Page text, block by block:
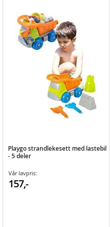
Playgo strandlekesett med lastebil
- 5 deler
Vår lavpris:
157,-